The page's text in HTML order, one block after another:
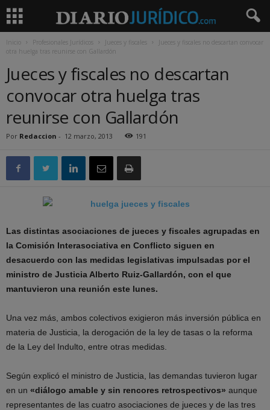
Inicio Profesionales Jurídicos Jueces y fiscales
Jueces y fiscales no descartan convocar
otra huelga tras reunirse con Gallardón
Jueces y fiscales no descartan
convocar otra huelga tras
reunirse con Gallardón
Por Redaccion - 12 marzo, 2013 191
Las distintas asociaciones de jueces y fiscales agrupadas en
la Comisión Interasociativa en Conflicto siguen en
desacuerdo con las medidas legislativas impulsadas por el
ministro de Justicia Alberto Ruiz-Gallardón, con el que
mantuvieron una reunión este lunes.
Una vez más, ambos colectivos exigieron más inversión pública en
materia de Justicia, la derogación de la ley de tasas o la reforma
de la Ley del Indulto, entre otras medidas.
Según explicó el ministro de Justicia, las demandas tuvieron lugar
en un «diálogo amable y sin rencores retrospectivos» aunque
representantes de las cuatro asociaciones de jueces y de las tres